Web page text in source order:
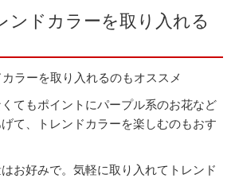
ンドカラーを取り入れる
てもポイントにパープル系のお花など
て、トレンドカラーを楽しむのもおす
お好みで。気軽に取り入れてトレンド